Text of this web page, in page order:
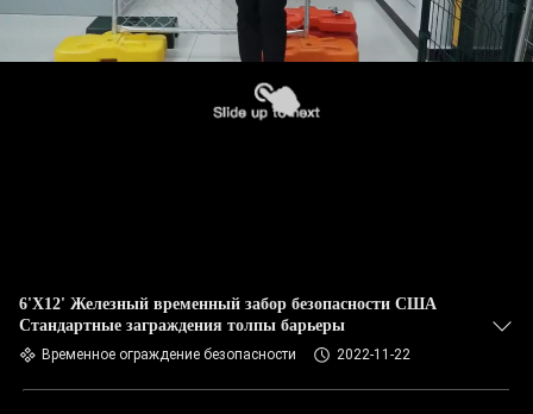
6'X12' Железный временный забор безопасности США
Стандартные заграждения толпы барьеры
Временное ограждение безопасности 2022-11-22